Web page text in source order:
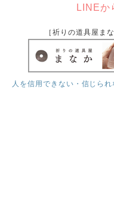
LINEか
［祈りの道具屋ま
人を信用できない・信じられ